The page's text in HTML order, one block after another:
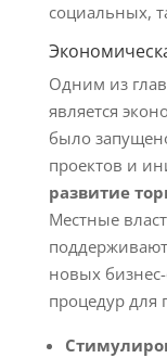
социальных,
Одним из
является
было
проектов и
развитие
Местные
новых
процедур для